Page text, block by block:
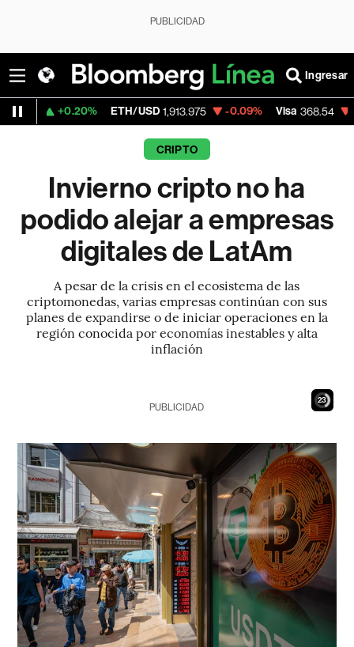
PUBLICIDAD
Ingresar
ETH/USD 1,913.975 -0.09% Visa 368.54 -0.28%
CRIPTO
Invierno cripto no ha
podido alejar a empresas
digitales de LatAm
A pesar de la crisis en el ecosistema de las
criptomonedas, varias empresas continúan con sus
planes de expandirse o de iniciar operaciones en la
región conocida por economías inestables y alta
inflación
22
PUBLICIDAD